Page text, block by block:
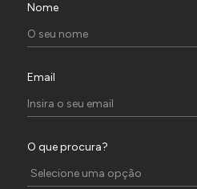
Nome
Email
O que procura?